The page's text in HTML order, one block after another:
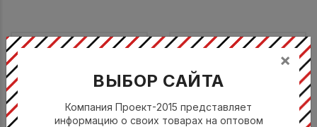
×
ВЫБОР САЙТА
Компания Проект-2015 представляет
информацию о своих товарах на оптовом